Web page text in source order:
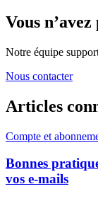
Vous
Notre équipe
Nous contacter
Articles
Compte et
Bonnes
vos e-mails